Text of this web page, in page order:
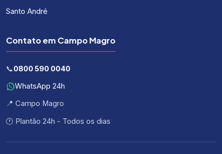
Santo André
Contato em Campo Magro
📞0800 590 0040
WhatsApp 24h
📍 Campo Magro
🕐 Plantão 24h - Todos os dias